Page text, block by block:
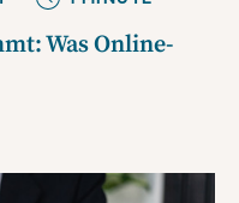
Was Online-